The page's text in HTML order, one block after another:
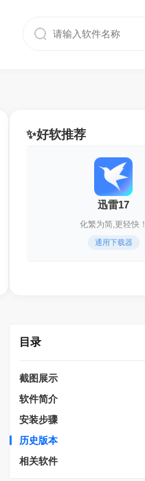
✨好软推荐
迅雷17
化繁为简,更轻快！
通用下载器
目录
截图展示
软件简介
安装步骤
历史版本
相关软件